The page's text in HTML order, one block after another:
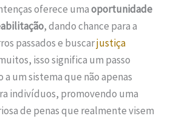
oferece umaoportunidade
, dando chance para a
passados e buscarjustiça
isso significa um passo
um sistema que não apenas
indivíduos, promovendo uma
de penas que realmente visem